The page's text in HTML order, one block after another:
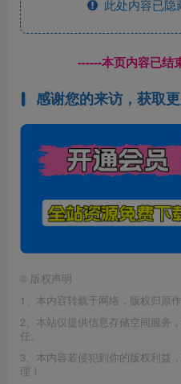
此处内容已隐
------本页内容已结
感谢您的来访，获取
© 版权声明
1、本内容转载于网络，版权归原
2、本站仅提供信息存储空间服务
任。
3、本内容若侵犯到你的版权利益
理！